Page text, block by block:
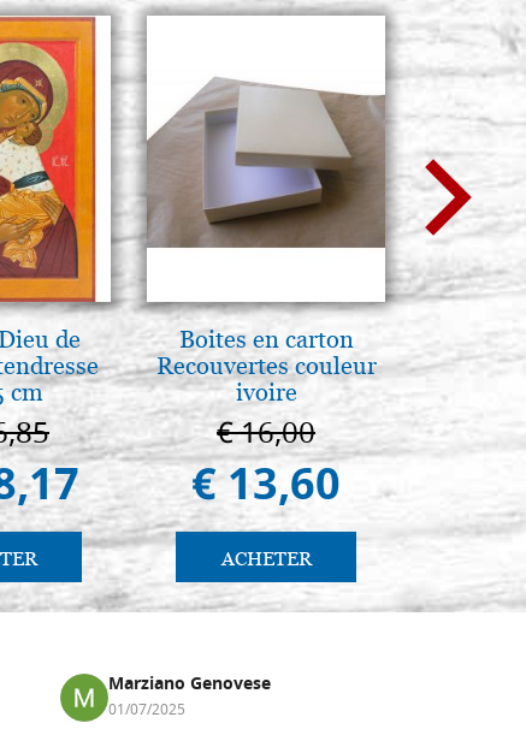
de
cm
Boites en carton
Recouvertes couleur
ivoire
€ 16,00
€ 13,60
ACHETER
Una
€
Marziano Genovese
01/07/2025